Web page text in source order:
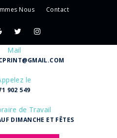
Nous Contact
Mail
le
902 549
de Travail
DIMANCHE ET FÊTES